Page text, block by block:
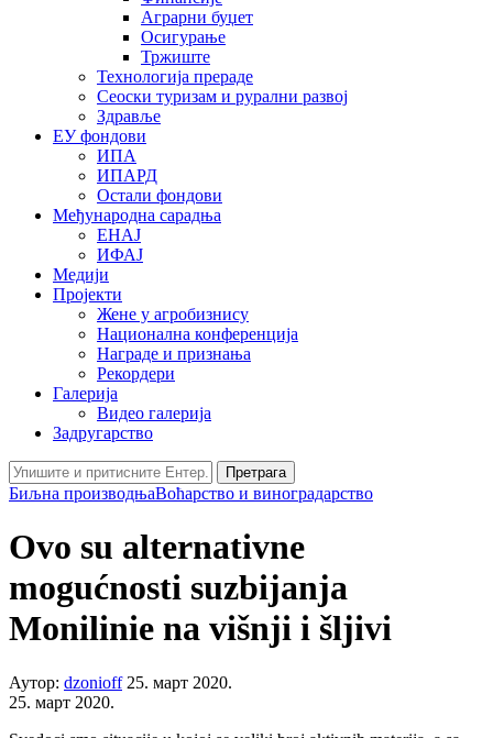
Аграрни буџет
Осигурање
Тржиште
Технологија прераде
Сеоски туризам и рурални развој
Здравље
ЕУ фондови
ИПА
ИПАРД
Остали фондови
Међународна сарадња
ЕНАЈ
ИФАЈ
Медији
Пројекти
Жене у агробизнису
Национална конференција
Награде и признања
Рекордери
Галерија
Видео галерија
Задругарство
Претрага
Биљна производњаВоћарство и виноградарство
Ovo su alternativne
mogućnosti suzbijanja
Monilinie na višnji i šljivi
Аутор: dzonioff 25. март 2020.
25. март 2020.